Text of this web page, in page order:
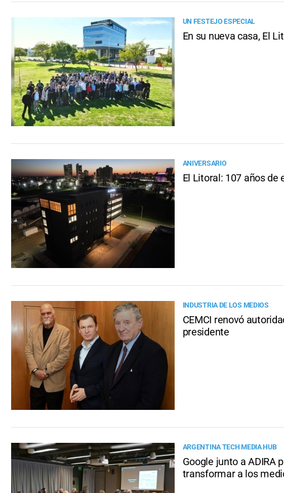
UN FESTEJO ESPECIAL
En su nueva casa, El
ANIVERSARIO
El Litoral: 107 años de
INDUSTRIA DE LOS MEDIOS
CEMCI renovó
presidente
ARGENTINA TECH MEDIA HUB
Google junto a ADIRA
transformar a los